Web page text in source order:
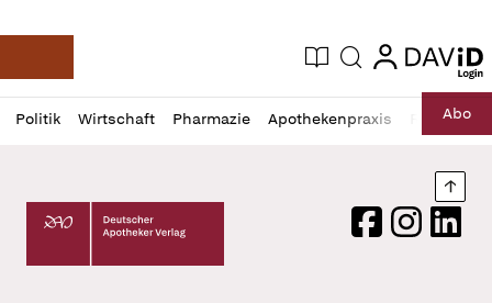
Deutsche Apotheker Zeitung
Aktuelle Ausgabe
Suche login
login
Politik Wirtschaft Pharmazie Apothekenpraxis RechtAbo
Profil
öffnen
Daz
Pur
Deutscher Apotheker Verlag Logo
FacebookInstagram